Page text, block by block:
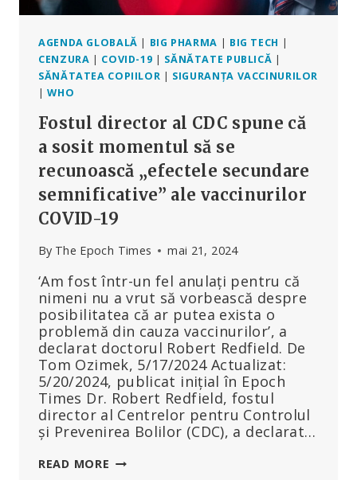
AGENDA GLOBALĂ | BIG PHARMA | BIG TECH |
CENZURA | COVID-19 | SĂNĂTATE PUBLICĂ |
SĂNĂTATEA COPIILOR | SIGURANȚA VACCINURILOR
|WHO
Fostul director al CDC spune că
a sosit momentul să se
recunoască „efectele secundare
semnificative” ale vaccinurilor
COVID-19
By The Epoch Times mai 21, 2024
‘Am fost într-un fel anulați pentru că
nimeni nu a vrut să vorbească despre
posibilitatea că ar putea exista o
problemă din cauza vaccinurilor’, a
declarat doctorul Robert Redfield. De
Tom Ozimek, 5/17/2024 Actualizat:
5/20/2024, publicat inițial în Epoch
Times Dr. Robert Redfield, fostul
director al Centrelor pentru Controlul
și Prevenirea Bolilor (CDC), a declarat…
READ MORE FOSTUL